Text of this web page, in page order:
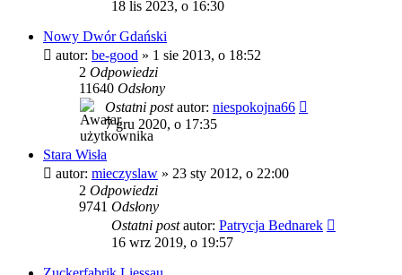
18 lis 2023, o 16:30
Nowy Dwór Gdański
autor: be-good » 1 sie 2013, o 18:52
2 Odpowiedzi
11640 Odsłony
Ostatni postautor: niespokojna66
7 gru 2020, o 17:35
Stara Wisła
autor: mieczyslaw » 23 sty 2012, o 22:00
2 Odpowiedzi
9741 Odsłony
Ostatni postautor: Patrycja Bednarek
16 wrz 2019, o 19:57